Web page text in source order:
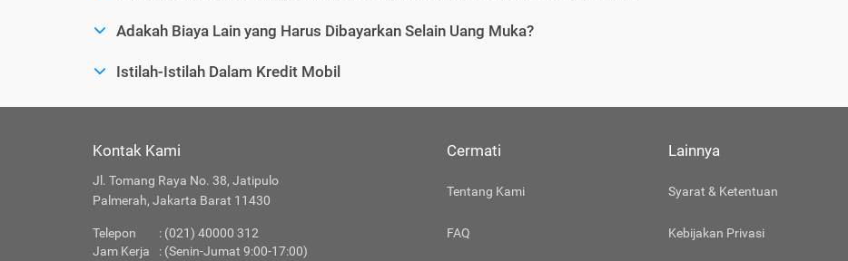
Adakah Biaya Lain yang Harus Dibayarkan Selain Uang Muka?
Istilah-Istilah Dalam Kredit Mobil
Kontak Kami
Jl. Tomang Raya No. 38, Jatipulo
Palmerah, Jakarta Barat 11430
Telepon
: (021) 40000 312
Jam Kerja
: (Senin-Jumat 9:00-17:00)
Cermati
Tentang Kami
FAQ
Lainnya
Syarat & Ketentuan
Kebijakan Privasi